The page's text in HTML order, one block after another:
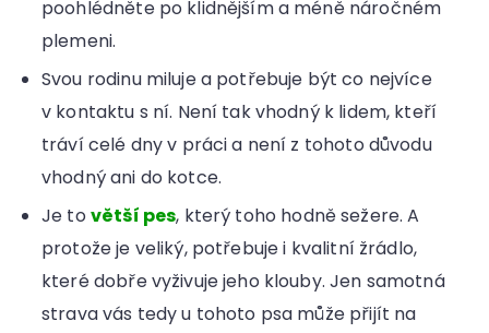
poohlédněte po klidnějším a méně náročném
plemeni.
Svou rodinu miluje a potřebuje být co nejvíce
v kontaktu s ní. Není tak vhodný k lidem, kteří
tráví celé dny v práci a není z tohoto důvodu
vhodný ani do kotce.
Je to větší pes, který toho hodně sežere. A
protože je veliký, potřebuje i kvalitní žrádlo,
které dobře vyživuje jeho klouby. Jen samotná
strava vás tedy u tohoto psa může přijít na